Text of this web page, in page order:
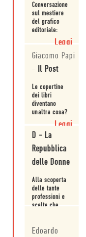
Conversazione
sul mestiere
del grafico
editoriale:
intervista a
Falcinelli.
Leggi
Giacomo Papi
- Il Post
Le copertine
dei libri
diventano
unaltra cosa?
Leggi
D - La
Repubblica
delle Donne
Alla scoperta
delle tante
professioni e
scelte che
libro.
Edoardo